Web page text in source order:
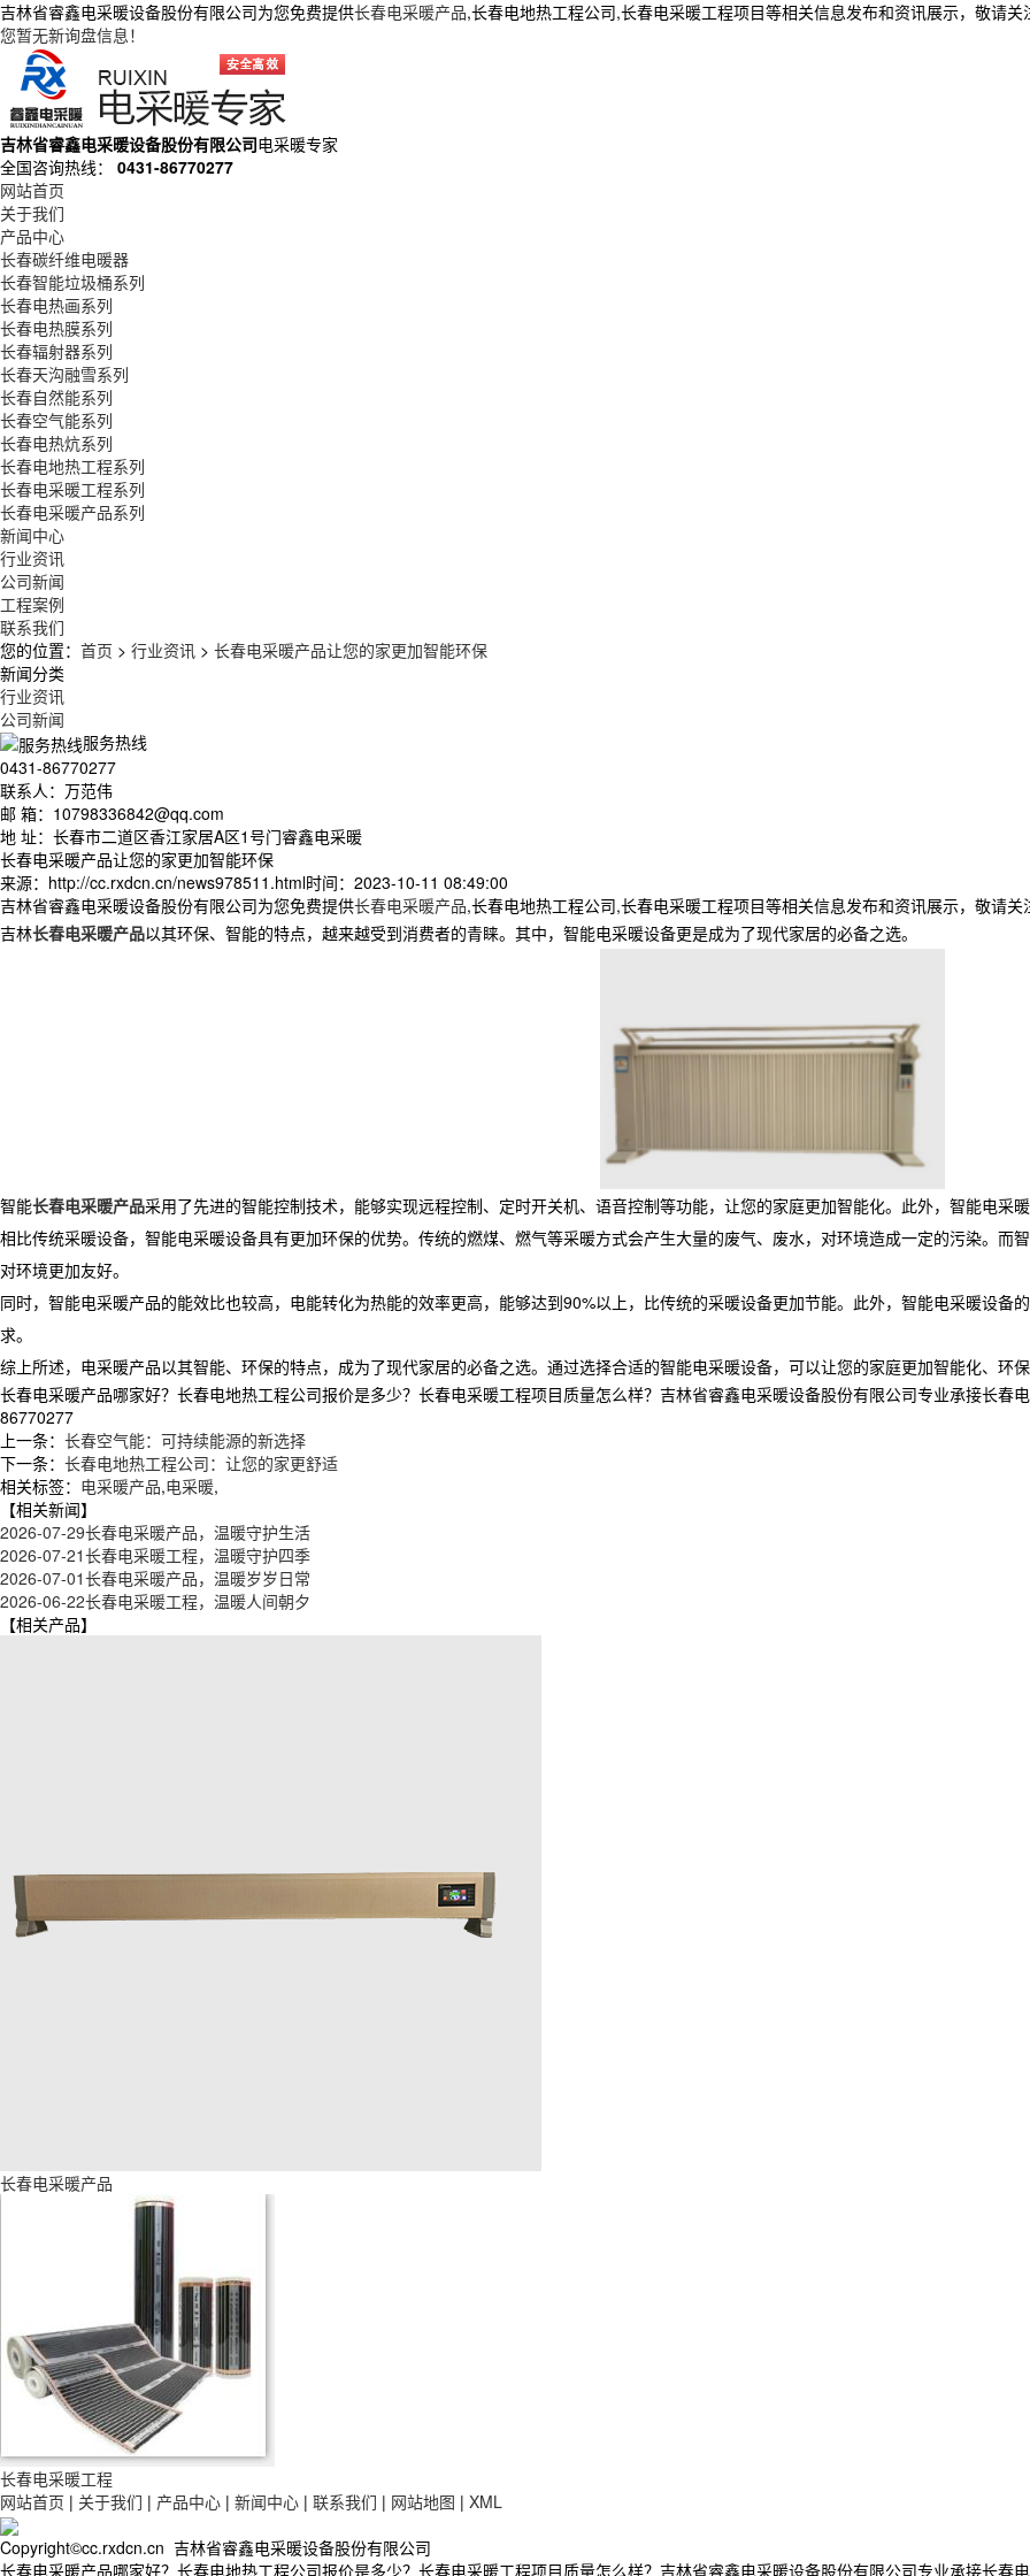
吉林省睿鑫电采暖设备股份有限公司为您免费提供长春电采暖产品,长春电地热工程公司,长春电采暖工程项目等相关信息发布和资讯展示，敬请关
您暂无新询盘信息！
吉林省睿鑫电采暖设备股份有限公司电采暖专家
全国咨询热线：
0431-86770277
网站首页
关于我们
产品中心
长春碳纤维电暖器
长春智能垃圾桶系列
长春电热画系列
长春电热膜系列
长春辐射器系列
长春天沟融雪系列
长春自然能系列
长春空气能系列
长春电热炕系列
长春电地热工程系列
长春电采暖工程系列
长春电采暖产品系列
新闻中心
行业资讯
公司新闻
工程案例
联系我们
您的位置： 首页 > 行业资讯 > 长春电采暖产品让您的家更加智能环保
新闻分类
行业资讯
公司新闻
服务热线
0431-86770277
联系人：万范伟
邮 箱：10798336842@qq.com
地 址：长春市二道区香江家居A区1号门睿鑫电采暖
长春电采暖产品让您的家更加智能环保
来源：http://cc.rxdcn.cn/news978511.html时间：2023-10-11 08:49:00
吉林省睿鑫电采暖设备股份有限公司为您免费提供长春电采暖产品,长春电地热工程公司,长春电采暖工程项目等相关信息发布和资讯展示，敬请关
吉林长春电采暖产品以其环保、智能的特点，越来越受到消费者的青睐。其中，智能电采暖设备更是成为了现代家居的必备之选。
智能长春电采暖产品采用了先进的智能控制技术，能够实现远程控制、定时开关机、语音控制等功能，让您的家庭更加智能化。此外，智能电
相比传统采暖设备，智能电采暖设备具有更加环保的优势。传统的燃煤、燃气等采暖方式会产生大量的废气、废水，对环境造成一定的污染。
对环境更加友好。
同时，智能电采暖产品的能效比也较高，电能转化为热能的效率更高，能够达到90%以上，比传统的采暖设备更加节能。此外，智能电采暖设
求。
综上所述，电采暖产品以其智能、环保的特点，成为了现代家居的必备之选。通过选择合适的智能电采暖设备，可以让您的家庭更加智能化、环
长春电采暖产品哪家好？长春电地热工程公司报价是多少？长春电采暖工程项目质量怎么样？吉林省睿鑫电采暖设备股份有限公司专业承接长
86770277
上一条： 长春空气能：可持续能源的新选择
下一条： 长春电地热工程公司：让您的家更舒适
相关标签： 电采暖产品,电采暖,
【相关新闻】
2026-07-29长春电采暖产品，温暖守护生活
2026-07-21长春电采暖工程，温暖守护四季
2026-07-01长春电采暖产品，温暖岁岁日常
2026-06-22长春电采暖工程，温暖人间朝夕
【相关产品】
长春电采暖产品
长春电采暖工程
网站首页 | 关于我们 | 产品中心 | 新闻中心 | 联系我们 | 网站地图 | XML
Copyright©cc.rxdcn.cn 吉林省睿鑫电采暖设备股份有限公司
长春电采暖产品哪家好？长春电地热工程公司报价是多少？长春电采暖工程项目质量怎么样？吉林省睿鑫电采暖设备股份有限公司专业承接长